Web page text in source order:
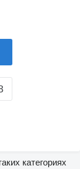
категориях